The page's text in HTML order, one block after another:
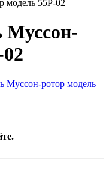
модель 55Р-02
Муссон-